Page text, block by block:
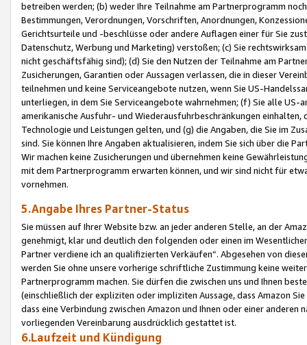
betreiben werden; (b) weder Ihre Teilnahme am Partnerprogramm
Bestimmungen, Verordnungen, Vorschriften, Anordnungen,
Gerichtsurteile und -beschlüsse oder andere Auflagen einer für Sie
Datenschutz, Werbung und Marketing) verstoßen; (c) Sie
nicht geschäftsfähig sind); (d) Sie den Nutzen der Teilnahme am
Zusicherungen, Garantien oder Aussagen verlassen, die in dieser
teilnehmen und keine Serviceangebote nutzen, wenn Sie US-
unterliegen, in dem Sie Serviceangebote wahrnehmen; (f) Sie alle
amerikanische Ausfuhr- und Wiederausfuhrbeschränkungen
Technologie und Leistungen gelten, und (g) die Angaben, die Sie im
sind. Sie können Ihre Angaben aktualisieren, indem Sie sich über die
Wir machen keine Zusicherungen und übernehmen keine
mit dem Partnerprogramm erwarten können, und wir sind nicht für
vornehmen.
5.Angabe Ihres Partner-Status
Sie müssen auf Ihrer Website bzw. an jeder anderen Stelle, an der
genehmigt, klar und deutlich den folgenden oder einen im
Partner verdiene ich an qualifizierten Verkäufen“. Abgesehen von
werden Sie ohne unsere vorherige schriftliche Zustimmung keine
Partnerprogramm machen. Sie dürfen die zwischen uns und Ihnen
(einschließlich der expliziten oder impliziten Aussage, dass Amazon
dass eine Verbindung zwischen Amazon und Ihnen oder einer
vorliegenden Vereinbarung ausdrücklich gestattet ist.
6.Laufzeit und Kündigung